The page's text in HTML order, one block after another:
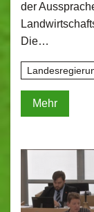
der
Die…
Mehr